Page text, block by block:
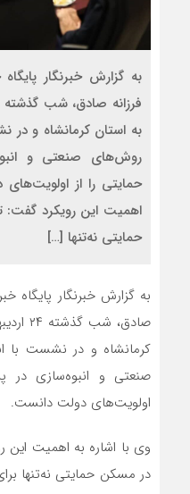
به گزارش خبرنگار
به استان کرمانشاه و در
روش‌های صنعتی و
حمایتی را از
اهمیت این رویکرد
حمایتی نه‌تنها […]
به گزارش خبرنگار پایگاه
کرمانشاه و در نشست با
صنعتی و انبوه‌سازی در
اولویت‌های دولت دانست.
وی با اشاره به اهمیت
در مسکن حمایتی نه‌تنها